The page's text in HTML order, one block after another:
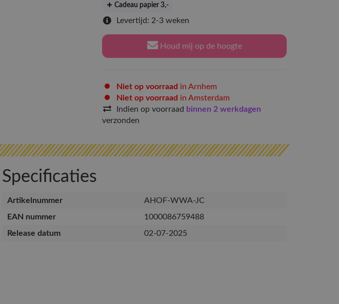
Cadeau papier 3,-
Levertijd: 2-3 weken
Houd mij op de hoogte
Niet op voorraad in Arnhem
Niet op voorraad in Amsterdam
Indien op voorraad binnen 2 werkdagen
verzonden
Specificaties
Artikelnummer
AHOF-WWA-JC
EAN nummer
1000086759488
Release datum
02-07-2025